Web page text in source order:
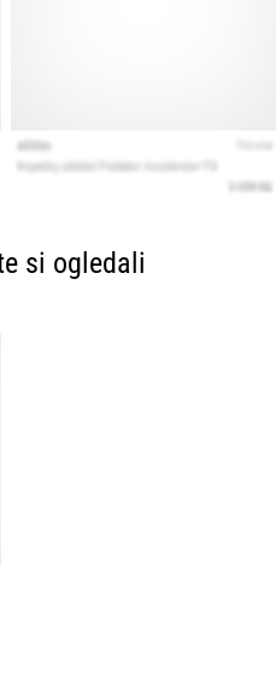
si ogledali